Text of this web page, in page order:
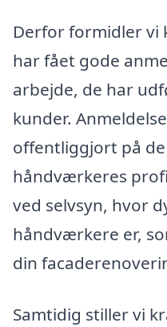
Derfor formidler vi
har fået gode
arbejde, de har
kunder.
offentliggjort på
håndværkeres
ved selvsyn, hvor
håndværkere er,
din
Samtidig stiller vi